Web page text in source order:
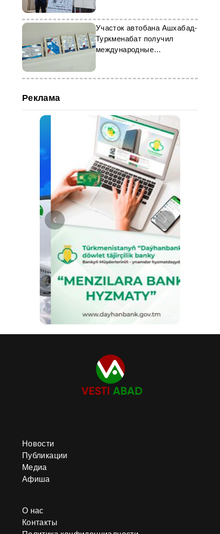
Участок автобана Ашхабад-
Туркменабат получил
международные
Реклама
Новости
Публикации
Медиа
Афиша
О нас
Контакты